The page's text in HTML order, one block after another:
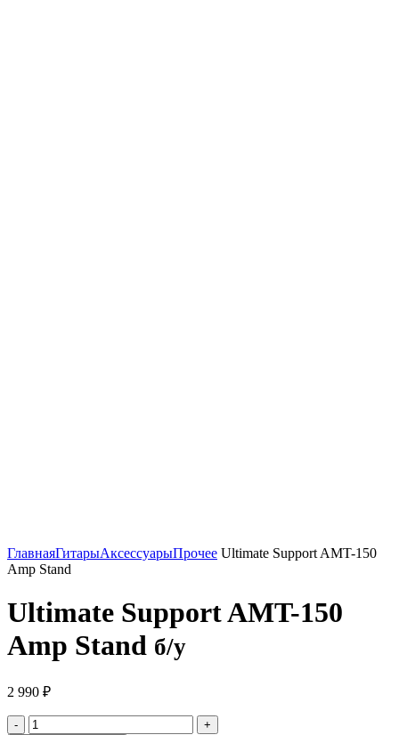
ГлавнаяГитарыАксессуарыПрочее Ultimate Support AMT-150
Amp Stand
Ultimate Support AMT-150
Amp Stand б/у
2 990 ₽